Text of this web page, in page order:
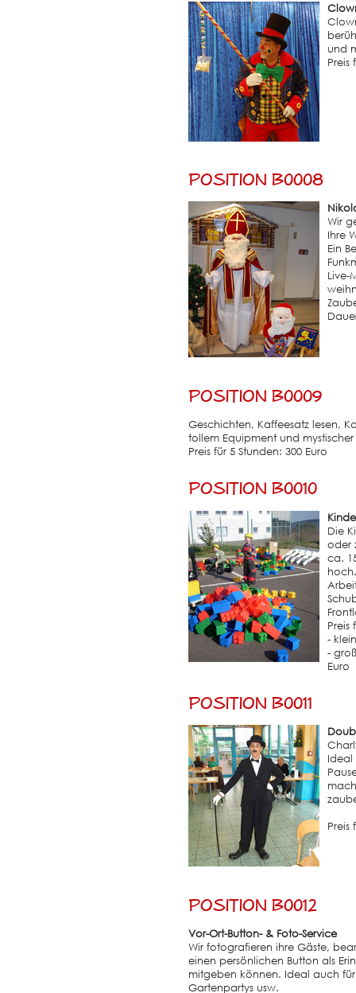
und
Preis
Position B0008
Wir
Ihre
Ein
Live-
Position B0009
Geschichten, Kaffeesatz lesen,
tollem Equipment und
Preis für 5 Stunden: 300 Euro
Position B0010
Die
oder
ca.
Preis
-
-
Euro
Position B0011
Ideal
Preis
Position B0012
Vor-Ort-Button- & Foto-Service
Wir fotografieren ihre Gäste,
einen persönlichen Button als
mitgeben können. Ideal auch
Gartenpartys usw.